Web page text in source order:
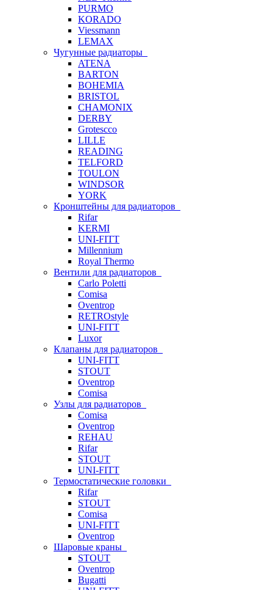
PURMO
KORADO
Viessmann
LEMAX
Чугунные радиаторы
ATENA
BARTON
BOHEMIA
BRISTOL
CHAMONIX
DERBY
Grotescco
LILLE
READING
TELFORD
TOULON
WINDSOR
YORK
Кронштейны для радиаторов
Rifar
KERMI
UNI-FITT
Millennium
Royal Thermo
Вентили для радиаторов
Carlo Poletti
Comisa
Oventrop
RETROstyle
UNI-FITT
Luxor
Клапаны для радиаторов
UNI-FITT
STOUT
Oventrop
Comisa
Узлы для радиаторов
Comisa
Oventrop
REHAU
Rifar
STOUT
UNI-FITT
Термостатические головки
Rifar
STOUT
Comisa
UNI-FITT
Oventrop
Шаровые краны
STOUT
Oventrop
Bugatti